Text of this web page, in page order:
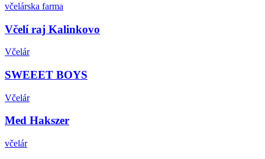
včelárska farma
Včelí raj Kalinkovo
Včelár
SWEEET BOYS
Včelár
Med Hakszer
včelár